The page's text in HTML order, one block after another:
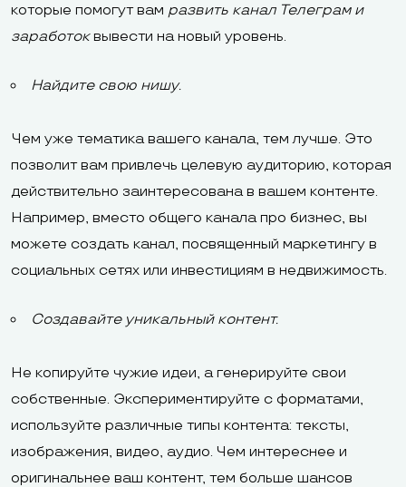
которые помогут вам развить канал Телеграм и
заработоквывести на новый уровень.
Найдите свою нишу.
Чем уже тематика вашего канала, тем лучше. Это
позволит вам привлечь целевую аудиторию, которая
действительно заинтересована в вашем контенте.
Например, вместо общего канала про бизнес, вы
можете создать канал, посвященный маркетингу в
социальных сетях или инвестициям в недвижимость.
Создавайте уникальный контент.
Не копируйте чужие идеи, а генерируйте свои
собственные. Экспериментируйте с форматами,
используйте различные типы контента: тексты,
изображения, видео, аудио. Чем интереснее и
оригинальнее ваш контент, тем больше шансов